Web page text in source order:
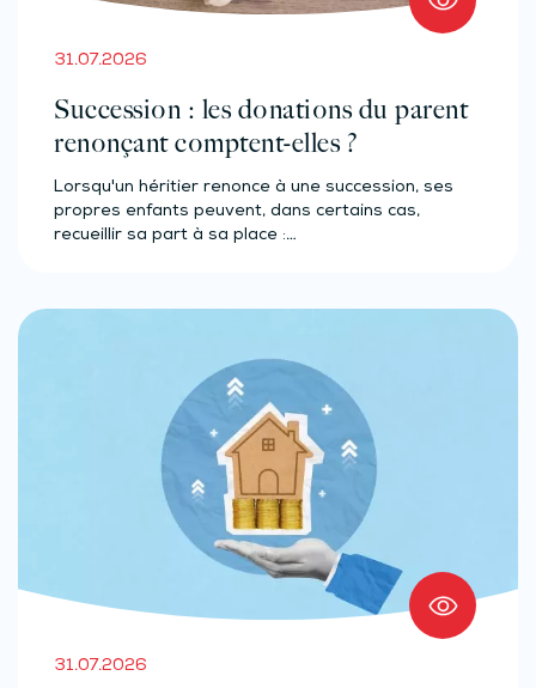
31.07.2026
Succession : les donations du parent
renonçant comptent-elles ?
Lorsqu'un héritier renonce à une succession, ses
propres enfants peuvent, dans certains cas,
recueillir sa part à sa place :…
31.07.2026